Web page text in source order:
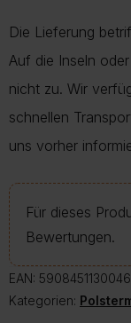
Die Lieferung
Auf die Inseln
nicht zu. Wir
schnellen
uns vorher
Für dieses
Bewertungen.
EAN: 5908451130046
Kategorien: